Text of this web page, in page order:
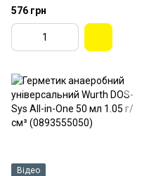
(0893603025)
576 грн
Відео